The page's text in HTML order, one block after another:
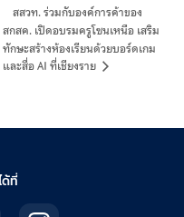
สสวท. ร่วมกับองค์การค้าของ
สกสค. เปิดอบรมครูโซนเหนือ เสริม
ทักษะสร้างห้องเรียนด้วยบอร์ดเกม
และสื่อ AI ที่เชียงราย
ด้ที่